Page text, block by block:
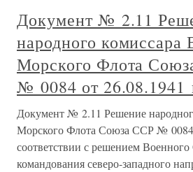
Документ № 2.11
народного комиссара
Морского Флота
№ 0084 от 26.08.1941
Документ № 2.11 Решение
Морского Флота Союза ССР № 0084
соответствии с решением Военного
командования северо-западного